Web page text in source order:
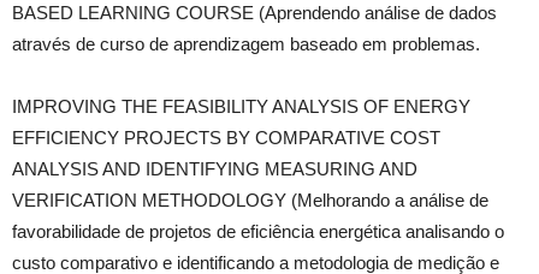
BASED LEARNING COURSE (Aprendendo análise de dados
através de curso de aprendizagem baseado em problemas.
IMPROVING THE FEASIBILITY ANALYSIS OF ENERGY
EFFICIENCY PROJECTS BY COMPARATIVE COST
ANALYSIS AND IDENTIFYING MEASURING AND
VERIFICATION METHODOLOGY (Melhorando a análise de
favorabilidade de projetos de eficiência energética analisando o
custo comparativo e identificando a metodologia de medição e